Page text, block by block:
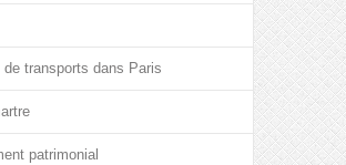
de transports dans Paris
patrimonial